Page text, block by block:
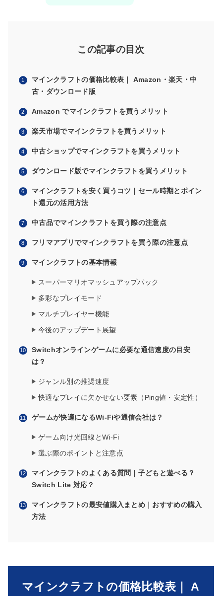
この記事の目次
マインクラフトの価格比較表｜ Amazon・楽天・中
古・ダウンロード版
Amazon でマインクラフトを買うメリット
楽天市場でマインクラフトを買うメリット
中古ショップでマインクラフトを買うメリット
ダウンロード版でマインクラフトを買うメリット
マインクラフトを安く買うコツ｜セール時期とポイン
ト還元の活用方法
中古品でマインクラフトを買う際の注意点
フリマアプリでマインクラフトを買う際の注意点
マインクラフトの基本情報
スーパーマリオマッシュアップパック
多彩なプレイモード
マルチプレイヤー機能
今後のアップデート展望
Switchオンラインゲームに必要な通信速度の目安
は？
ジャンル別の推奨速度
快適なプレイに欠かせない要素（Ping値・安定性）
ゲームが快適になるWi-Fiや通信会社は？
ゲーム向け光回線とWi-Fi
選ぶ際のポイントと注意点
マインクラフトのよくある質問｜子どもと遊べる？
Switch Lite 対応？
マインクラフトの最安値購入まとめ｜おすすめの購入
方法
マインクラフトの価格比較表｜ A